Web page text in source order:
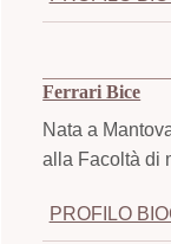
Ferrari Bice
Nata a
alla Facoltà di
PROFILO